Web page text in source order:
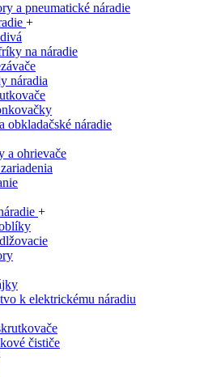
a pneumatické náradie
+
na náradie
náradia
obkladačské náradie
a ohrievače
+
k elektrickému náradiu
čističe